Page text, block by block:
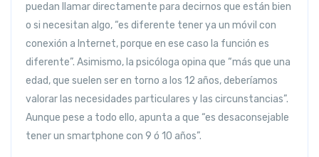
puedan llamar directamente para decirnos que están bien
o si necesitan algo, “es diferente tener ya un móvil con
conexión a Internet, porque en ese caso la función es
diferente”. Asimismo, la psicóloga opina que “más que una
edad, que suelen ser en torno a los 12 años, deberíamos
valorar las necesidades particulares y las circunstancias”.
Aunque pese a todo ello, apunta a que “es desaconsejable
tener un smartphone con 9 ó 10 años”.